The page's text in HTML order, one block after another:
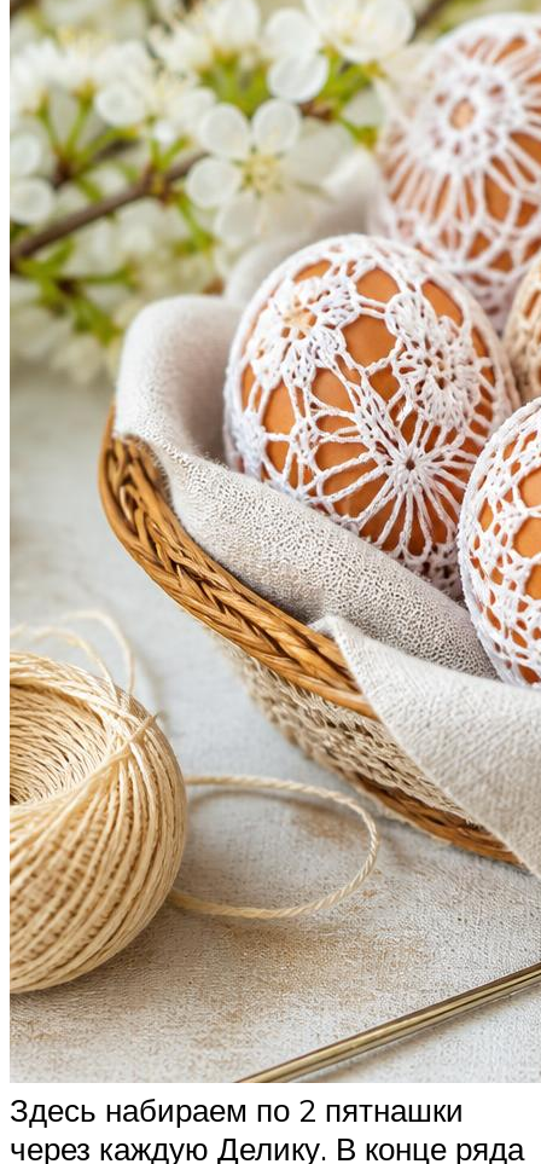
Здесь набираем по 2 пятнашки
через каждую Делику. В конце ряда